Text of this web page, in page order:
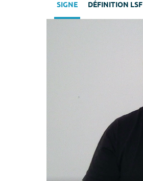
SIGNE DÉFINITION LSF